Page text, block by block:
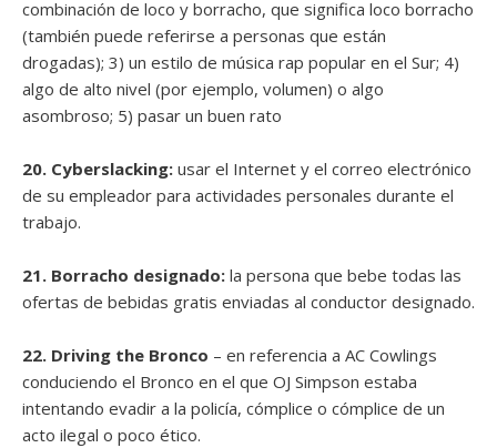
combinación de loco y borracho, que significa loco borracho
(también puede referirse a personas que están
drogadas); 3) un estilo de música rap popular en el Sur; 4)
algo de alto nivel (por ejemplo, volumen) o algo
asombroso; 5) pasar un buen rato
20. Cyberslacking: usar el Internet y el correo electrónico
de su empleador para actividades personales durante el
trabajo.
21. Borracho designado: la persona que bebe todas las
ofertas de bebidas gratis enviadas al conductor designado.
22. Driving the Bronco – en referencia a AC Cowlings
conduciendo el Bronco en el que OJ Simpson estaba
intentando evadir a la policía, cómplice o cómplice de un
acto ilegal o poco ético.